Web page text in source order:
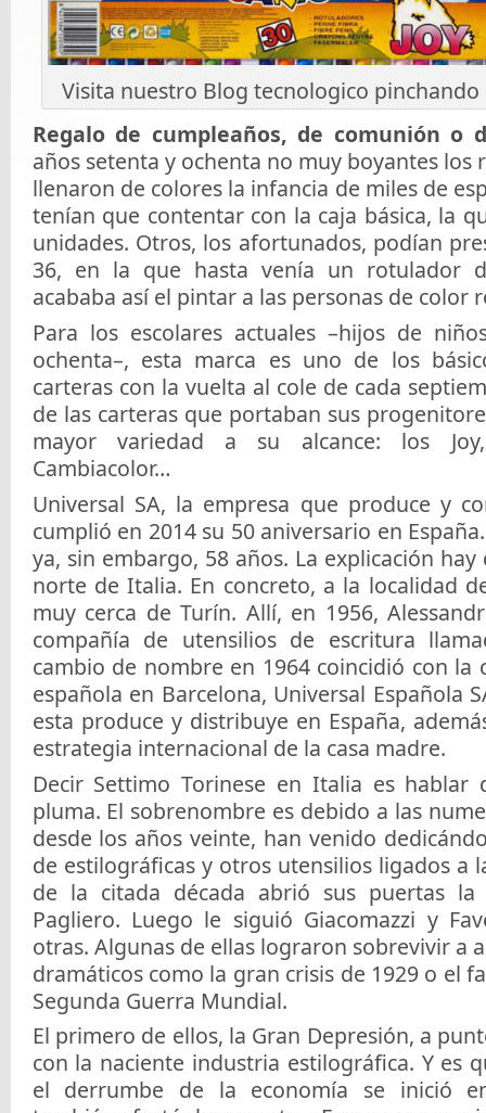
Visita nuestro Blog tecnologico
Regalo de cumpleaños, de comunión o
años setenta y ochenta no muy boyantes los
llenaron de colores la infancia de miles de
tenían que contentar con la caja básica, la
unidades. Otros, los afortunados, podían
36, en la que hasta venía un rotulador
acababa así el pintar a las personas de color
Para los escolares actuales –hijos de
ochenta–, esta marca es uno de los
carteras con la vuelta al cole de cada
de las carteras que portaban sus
mayor variedad a su alcance: los
Cambiacolor…
Universal SA, la empresa que produce y
cumplió en 2014 su 50 aniversario en
ya, sin embargo, 58 años. La explicación
norte de Italia. En concreto, a la localidad
muy cerca de Turín. Allí, en 1956,
compañía de utensilios de escritura
cambio de nombre en 1964 coincidió con la
española en Barcelona, Universal Española
esta produce y distribuye en España,
estrategia internacional de la casa madre.
Decir Settimo Torinese en Italia es
pluma. El sobrenombre es debido a las
desde los años veinte, han venido
de estilográficas y otros utensilios ligados a
de la citada década abrió sus puertas la
Pagliero. Luego le siguió Giacomazzi y
otras. Algunas de ellas lograron sobrevivir a
dramáticos como la gran crisis de 1929 o el
Segunda Guerra Mundial.
El primero de ellos, la Gran Depresión, a
con la naciente industria estilográfica. Y es
el derrumbe de la economía se inició